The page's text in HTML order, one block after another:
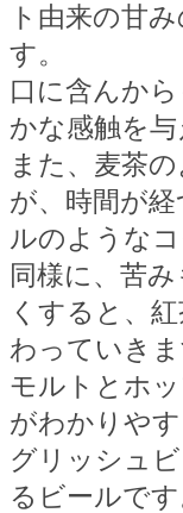
ト由来の甘
す。
口に含んか
かな感触を与
また、麦茶
が、時間が
ルのような
同様に、苦
くすると、
わっていきま
モルトとホ
がわかりや
グリッシュ
るビールです